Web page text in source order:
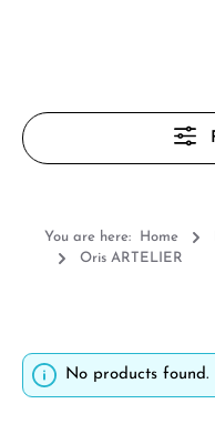
You are here: Home
Oris ARTELIER
No products found.